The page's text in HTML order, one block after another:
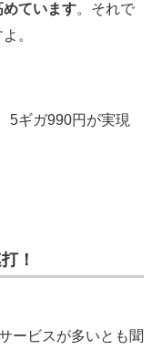
ています。それで
。
5ギガ990円が実現
！
ービスが多いとも聞